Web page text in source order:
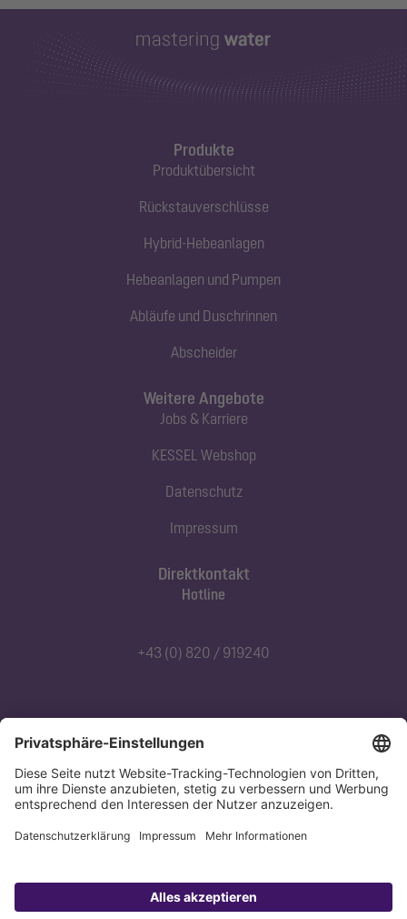
Produkte
Produktübersicht
Rückstauverschlüsse
Hybrid-Hebeanlagen
Hebeanlagen und Pumpen
Abläufe und Duschrinnen
Abscheider
Direktkontakt
Hotline
+43 (0) 820 / 919240
Abonnieren Sie unseren Newsletter
Jetzt anmelden
Weitere Angebote
Jobs & Karriere
KESSEL Webshop
Datenschutz
Impressum
Datenschutz Impressum